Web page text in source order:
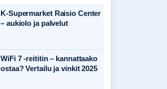
K-Supermarket Raisio Center
– aukiolo ja palvelut
WiFi 7 -reititin – kannattaako
ostaa? Vertailu ja vinkit 2025